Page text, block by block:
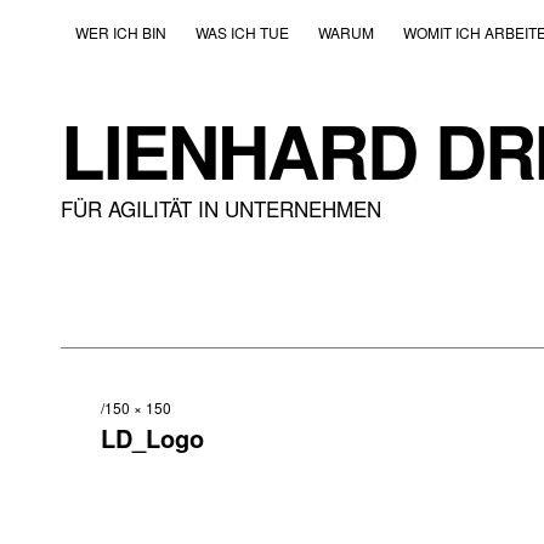
WER ICH BIN WAS ICH TUE WARUM WOMIT ICH
LIENHARD
FÜR AGILITÄT IN UNTERNEHMEN
150 × 150
LD_Logo